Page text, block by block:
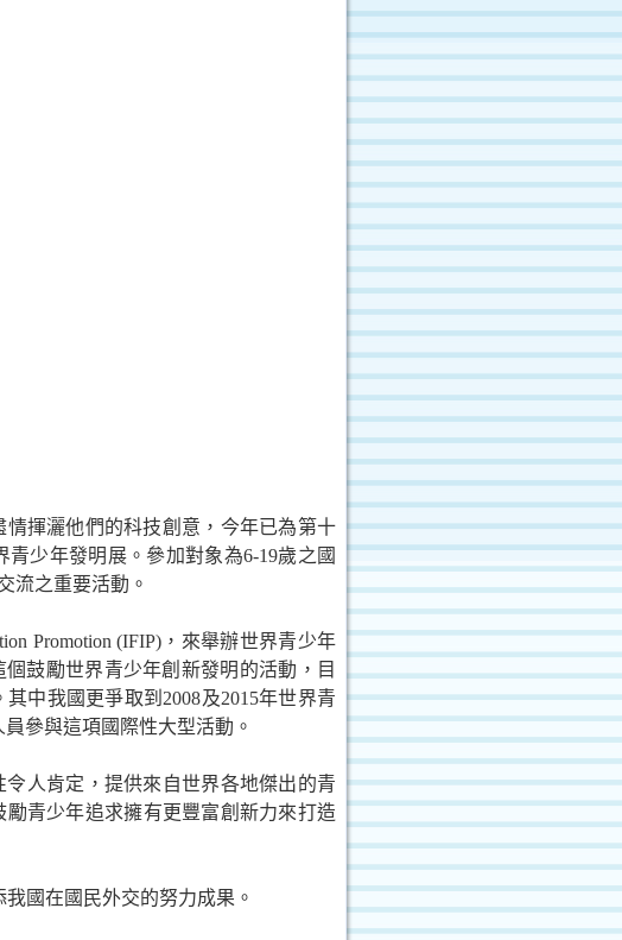
揮灑他們的科技創意，今年已為第十
青少年發明展。參加對象為6-19歲之國
流之重要活動。
Promotion (IFIP)，來舉辦世界青少年
鼓勵世界青少年創新發明的活動，目
中我國更爭取到 2008及2015年世界青
參與這項國際性大型活動。
人肯定，提供來自世界各地傑出的青
青少年追求擁有更豐富創新力來打造
國在國民外交的努力成果。